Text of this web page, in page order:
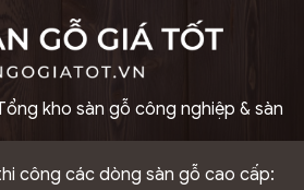
kho sàn gỗ công nghiệp & sàn
công các dòng sàn gỗ cao cấp: